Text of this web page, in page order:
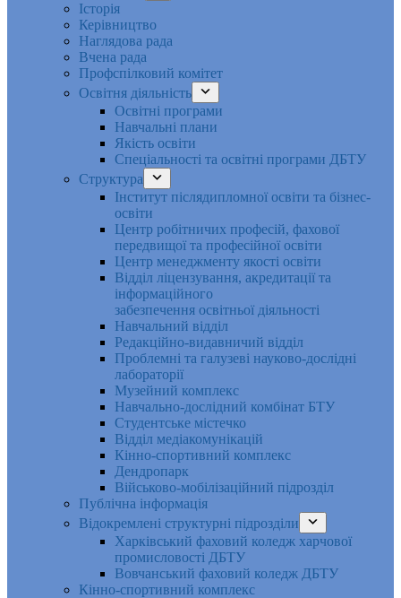
Історія
Керівництво
Наглядова рада
Вчена рада
Профспілковий комітет
Освітня діяльність
Освітні програми
Навчальні плани
Якість освіти
Спеціальності та освітні програми ДБТУ
Структура
Інститут післядипломної освіти та бізнес-
освіти
Центр робітничих професій, фахової
передвищої та професійної освіти
Центр менеджменту якості освіти
Відділ ліцензування, акредитації та
інформаційного
забезпечення освітньої діяльності
Навчальний відділ
Редакційно-видавничий відділ
Проблемні та галузеві науково-дослідні
лабораторії
Музейний комплекс
Навчально-дослідний комбінат БТУ
Студентське містечко
Відділ медіакомунікацій
Кінно-спортивний комплекс
Дендропарк
Військово-мобілізаційний підрозділ
Публічна інформація
Відокремлені структурні підрозділи
Харківський фаховий коледж харчової
промисловості ДБТУ
Вовчанський фаховий коледж ДБТУ
Кінно-спортивний комплекс